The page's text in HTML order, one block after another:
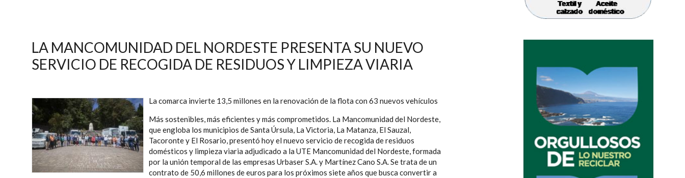
LA MANCOMUNIDAD DEL NORDESTE PRESENTA SU NUEVO
SERVICIO DE RECOGIDA DE RESIDUOS Y LIMPIEZA VIARIA
La comarca invierte 13,5 millones en la renovación de la flota con 63 nuevos vehículos
Más sostenibles, más eficientes y más comprometidos. La Mancomunidad del Nordeste,
que engloba los municipios de Santa Úrsula, La Victoria, La Matanza, El Sauzal,
Tacoronte y El Rosario, presentó hoy el nuevo servicio de recogida de residuos
domésticos y limpieza viaria adjudicado a la UTE Mancomunidad del Nordeste, formada
por la unión temporal de las empresas Urbaser S.A. y Martínez Cano S.A. Se trata de un
contrato de 50,6 millones de euros para los próximos siete años que busca convertir a